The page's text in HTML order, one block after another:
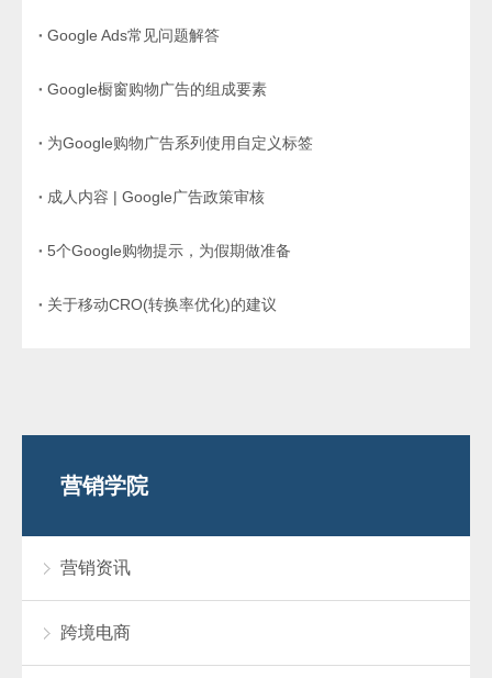
Google Ads常见问题解答
Google橱窗购物广告的组成要素
为Google购物广告系列使用自定义标签
成人内容 | Google广告政策审核
5个Google购物提示，为假期做准备
关于移动CRO(转换率优化)的建议
营销学院
营销资讯
跨境电商